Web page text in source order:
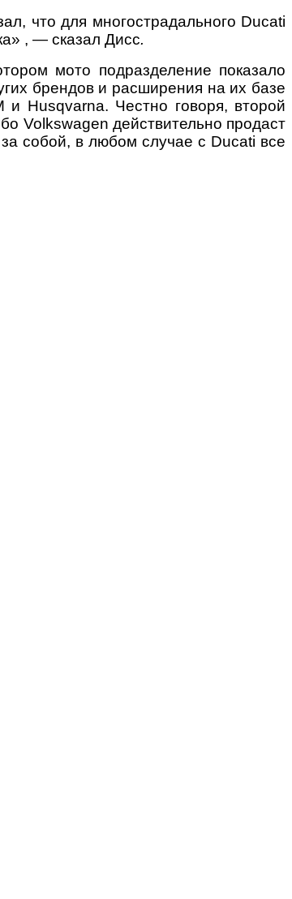
что для многострадального Ducati
, — сказал Дисс.
мото подразделение показало
брендов и расширения на их базе
Husqvarna. Честно говоря, второй
Volkswagen действительно продаст
собой, в любом случае с Ducati все